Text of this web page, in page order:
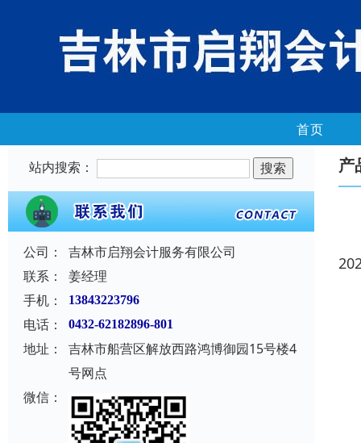
首页
站内搜索：
公司：
吉林市启翔会计服务有限公司
联系：
姜经理
手机：
13843223796
电话： 0432-62182896-801
地址：
吉林市船营区解放西路鸿博御园15号楼4
号网点
微信：
产